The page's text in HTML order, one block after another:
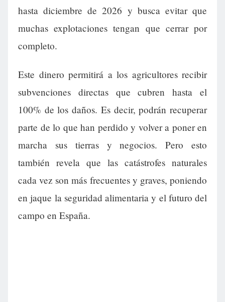
hasta diciembre de 2026 y busca evitar que
muchas explotaciones tengan que cerrar por
completo.
Este dinero permitirá a los agricultores recibir
subvenciones directas que cubren hasta el
100% de los daños. Es decir, podrán recuperar
parte de lo que han perdido y volver a poner en
marcha sus tierras y negocios. Pero esto
también revela que las catástrofes naturales
cada vez son más frecuentes y graves, poniendo
en jaque la seguridad alimentaria y el futuro del
campo en España.